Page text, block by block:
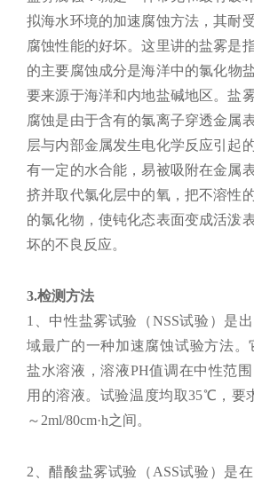
拟海水环境的加速腐蚀方法，其耐
腐蚀性能的好坏。这里讲的盐雾是
的主要腐蚀成分是海洋中的氯化
要来源于海洋和内地盐碱地区。盐
腐蚀是由于含有的氯离子穿透金属
层与内部金属发生电化学反应引起
有一定的水合能，易被吸附在金属
挤并取代氯化层中的氧，把不溶性
的氯化物，使钝化态表面变成活泼
坏的不良反应。
3.检测方法
1、中性盐雾试验（NSS试验）是
域最广的一种加速腐蚀试验方法。
盐水溶液，溶液PH值调在中性范
用的溶液。试验温度均取35℃，要
～2ml/80cm·h之间。
2、醋酸盐雾试验（ASS试验）是